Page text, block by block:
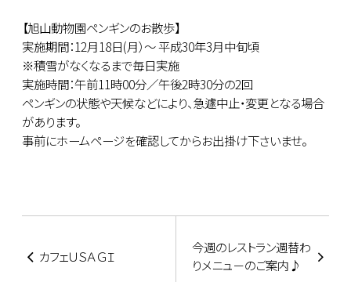
【旭山動物園ペンギンのお散歩】
実施期間：12月18日(月）～ 平成30年3月中旬頃
※積雪がなくなるまで毎日実施
実施時間：午前11時00分／午後2時30分の2回
ペンギンの状態や天候などにより、急遽中止・変更となる場合
があります。
事前にホームページを確認してからお出掛け下さいませ。
カフェＵＳＡＧＩ
今週のレストラン週替わ
りメニュ－のご案内♪